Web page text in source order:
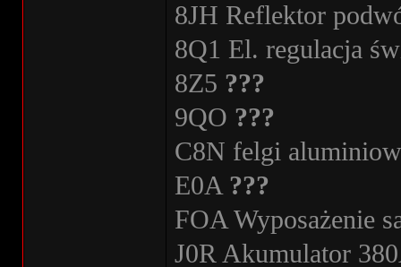
8JH Reflektor
8Q1 El. regulacja
8Z5 ???
9QO ???
C8N felgi
E0A ???
FOA Wyposażenie
J0R Akumulator